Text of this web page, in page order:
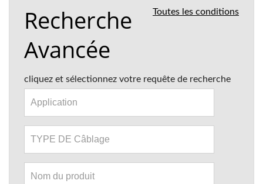
Toutes les conditions
Recherche
Avancée
cliquez et sélectionnez votre requête de recherche